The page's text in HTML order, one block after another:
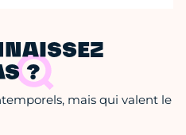
?
mais qui valent le